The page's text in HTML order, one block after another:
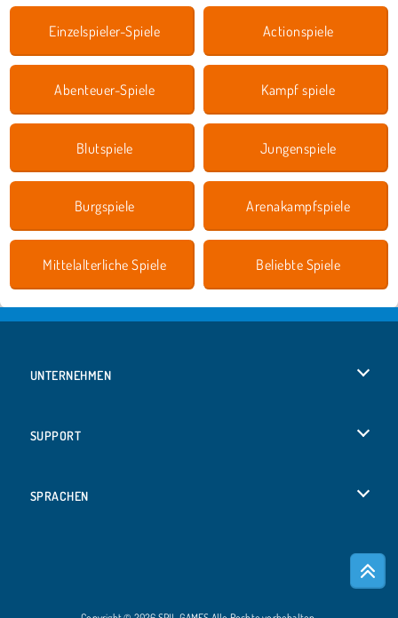
Einzelspieler-Spiele Actionspiele
Abenteuer-Spiele Kampf spiele
Blutspiele Jungenspiele
Burgspiele Arenakampfspiele
Mittelalterliche Spiele Beliebte Spiele
UNTERNEHMEN
SUPPORT
SPRACHEN